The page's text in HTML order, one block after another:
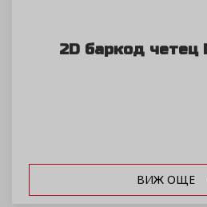
2D баркод четец
ВИЖ ОЩЕ